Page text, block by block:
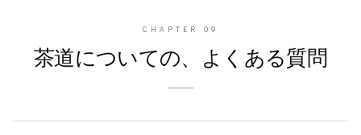
CHAPTER 09
茶道についての、よくある質問